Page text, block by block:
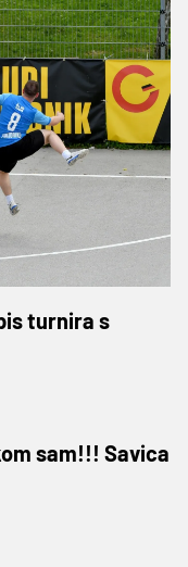
turnira s
sam!!! Savica